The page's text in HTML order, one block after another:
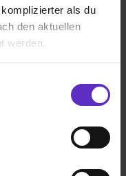
als du
den aktuellen
werden.
Einstellungen zu
und
IHK zu Kiel die